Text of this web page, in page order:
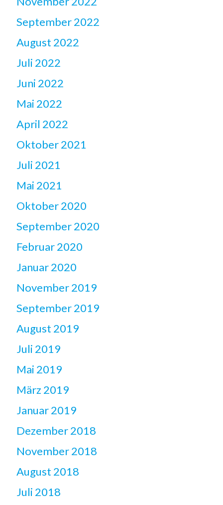
September 2022
August 2022
Juli 2022
Juni 2022
Mai 2022
April 2022
Oktober 2021
Juli 2021
Mai 2021
Oktober 2020
September 2020
Februar 2020
Januar 2020
November 2019
September 2019
August 2019
Juli 2019
Mai 2019
März 2019
Januar 2019
Dezember 2018
November 2018
August 2018
Juli 2018